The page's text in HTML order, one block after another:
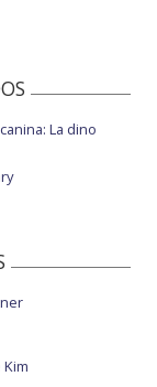
La dino